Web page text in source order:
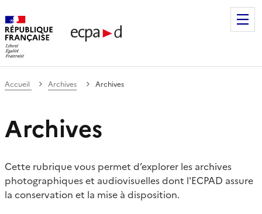
de communication et de production
Accueil Archives Archives
Archives
Cette rubrique vous permet d’explorer les archives
photographiques et audiovisuelles dont l'ECPAD assure
la conservation et la mise à disposition.